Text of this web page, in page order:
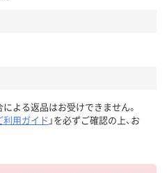
による返品はお受けできません。
利用ガイド 」を必ずご確認の上、お